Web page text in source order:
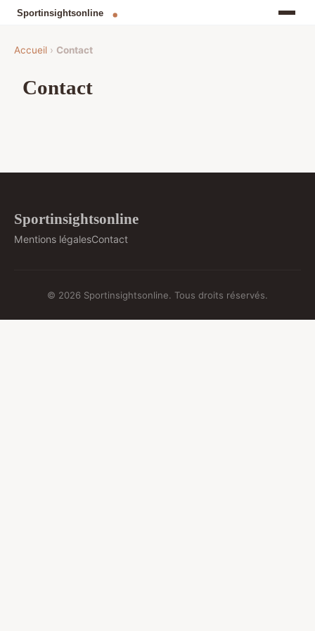
Accueil › Contact
Contact
Sportinsightsonline
Mentions légalesContact
© 2026 Sportinsightsonline. Tous droits réservés.